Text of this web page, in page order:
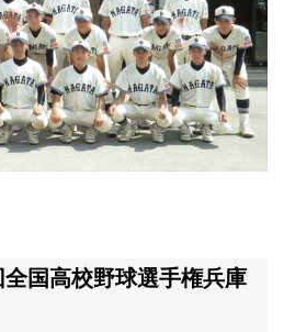
全国高校野球選手権兵庫